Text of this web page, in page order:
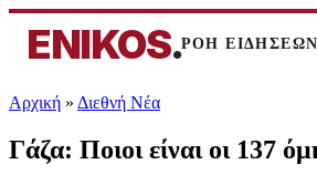
ENIKOS.ΡΟΗ ΕΙΔΗΣΕΩΝ
Αρχική » Διεθνή Νέα
Γάζα: Ποιοι είναι οι 137